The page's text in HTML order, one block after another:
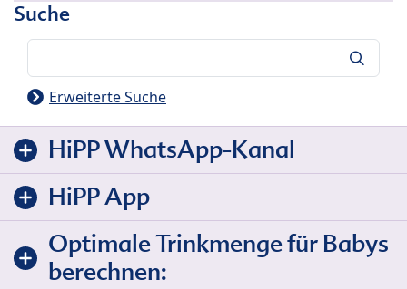
Suche
Erweiterte Suche
HiPP WhatsApp-Kanal
HiPP App
Optimale Trinkmenge für Babys
berechnen: